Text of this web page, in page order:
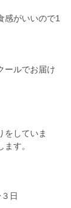
感がいいので1
ールでお届け
をしていま
す。
日